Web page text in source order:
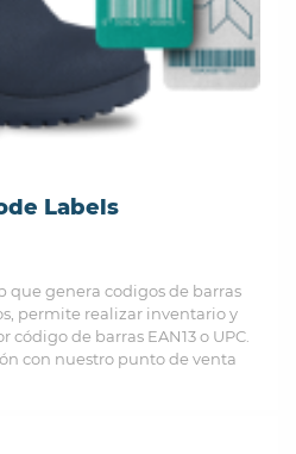
Labels
que genera codigos de barras
permite realizar inventario y
de barras EAN13 o UPC.
con nuestro punto de venta